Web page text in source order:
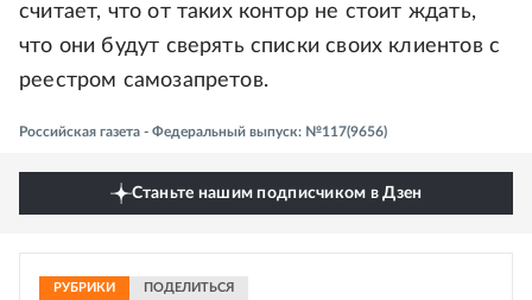
считает, что от таких контор не стоит ждать,
что они будут сверять списки своих клиентов с
реестром самозапретов.
Российская газета - Федеральный выпуск: №117(9656)
Станьте нашим подписчиком в Дзен
РУБРИКИ ПОДЕЛИТЬСЯ